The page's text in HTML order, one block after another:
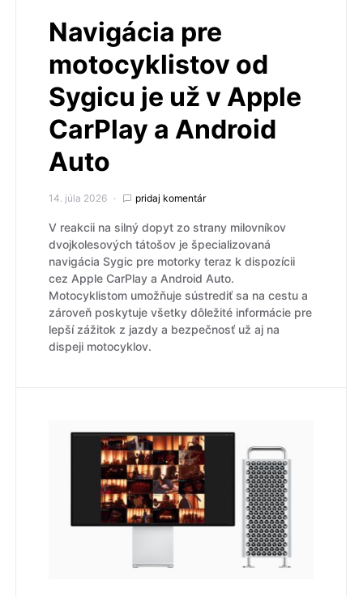
Navigácia pre
motocyklistov od
Sygicu je už v Apple
CarPlay a Android
Auto
14. júla 2026 pridaj komentár
V reakcii na silný dopyt zo strany milovníkov
dvojkolesových tátošov je špecializovaná
navigácia Sygic pre motorky teraz k dispozícii
cez Apple CarPlay a Android Auto.
Motocyklistom umožňuje sústrediť sa na cestu a
zároveň poskytuje všetky dôležité informácie pre
lepší zážitok z jazdy a bezpečnosť už aj na
dispeji motocyklov.